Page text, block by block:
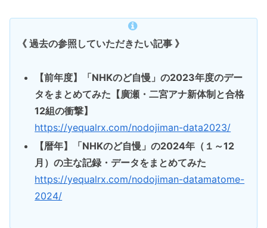
《 過去の参照していただきたい記事 》
【前年度】「NHKのど自慢」の2023年度のデー
タをまとめてみた【廣瀬・二宮アナ新体制と合格
12組の衝撃】
https://yequalrx.com/nodojiman-data2023/
【暦年】「NHKのど自慢」の2024年（１～12
月）の主な記録・データをまとめてみた
https://yequalrx.com/nodojiman-datamatome-
2024/